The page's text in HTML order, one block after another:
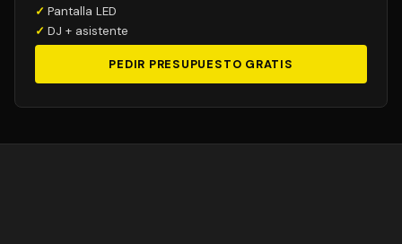
Pantalla LED
DJ + asistente
PEDIR PRESUPUESTO GRATIS